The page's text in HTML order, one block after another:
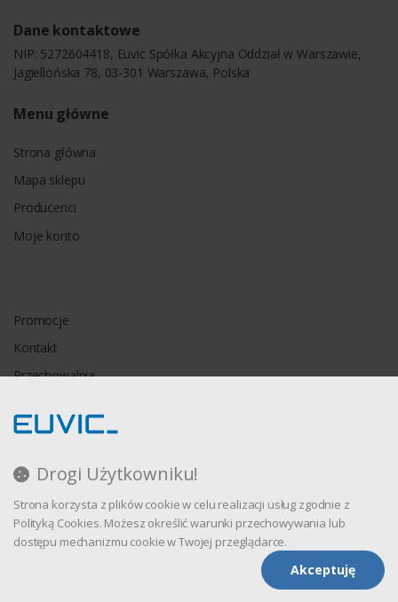
Drogi Użytkowniku!
Strona korzysta z plików cookie w celu realizacji usług zgodnie z
Polityką Cookies. Możesz określić warunki przechowywania lub
dostępu mechanizmu cookie w Twojej przeglądarce.
Akceptuję
Dane kontaktowe
NIP: 5272604418, Euvic Spółka Akcyjna Oddział w Warszawie,
Jagiellońska 78, 03-301 Warszawa, Polska
Menu główne
Strona główna
Mapa sklepu
Producenci
Moje konto
Promocje
Kontakt
Przechowalnia
Regulamin
Polityka prywatności
Oprogramowanie sklepu internetowego dostarczaCStore.pl